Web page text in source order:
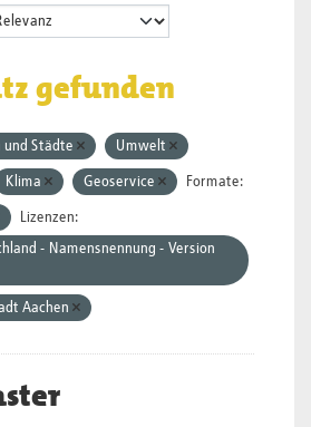
gefunden
und Städte Umwelt
Klima Geoservice Formate:
Lizenzen:
- Namensnennung - Version
Aachen